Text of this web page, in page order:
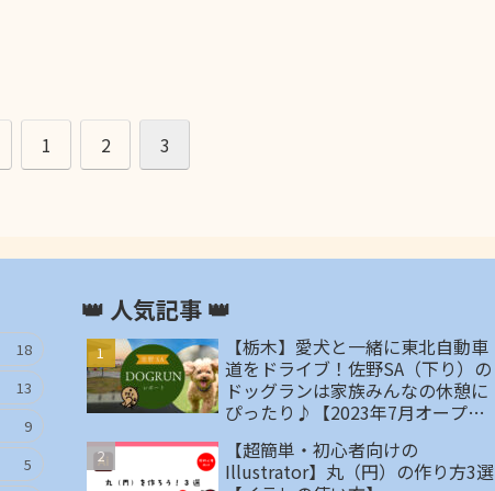
1 2 3
18
13
9
5
👑 人気記事 👑
【栃木】愛犬と一緒に東北自動車
道をドライブ！佐野SA（下り）の
ドッグランは家族みんなの休憩に
ぴったり♪【2023年7月オープ
【超簡単・初心者向けの
Illustrator】丸（円）の作り方3選